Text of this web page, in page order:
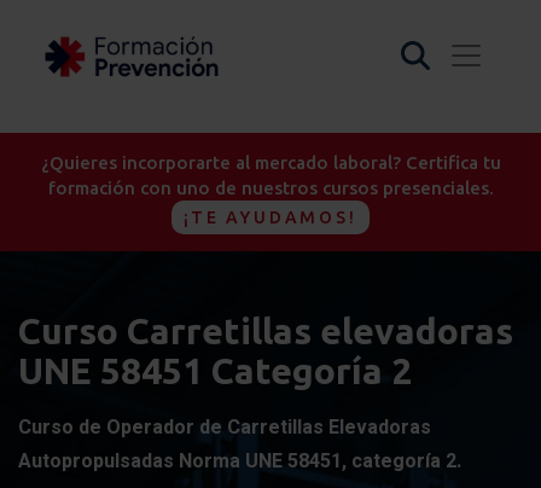
¿Quieres incorporarte al mercado laboral? Certifica tu
formación con uno de nuestros cursos presenciales.
¡TE AYUDAMOS!
Curso Carretillas elevadoras
UNE 58451 Categoría 2
Curso de Operador de Carretillas Elevadoras
Autopropulsadas Norma UNE 58451, categoría 2.